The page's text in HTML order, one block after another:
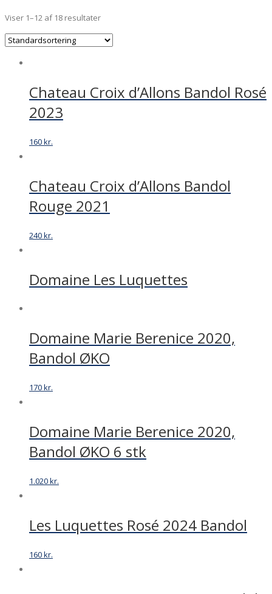
Viser 1–12 af 18 resultater
Chateau Croix d’Allons Bandol Rosé
2023
160kr.
Chateau Croix d’Allons Bandol
Rouge 2021
240kr.
Domaine Les Luquettes
Domaine Marie Berenice 2020,
Bandol ØKO
170kr.
Domaine Marie Berenice 2020,
Bandol ØKO 6 stk
1.020kr.
Les Luquettes Rosé 2024 Bandol
160kr.